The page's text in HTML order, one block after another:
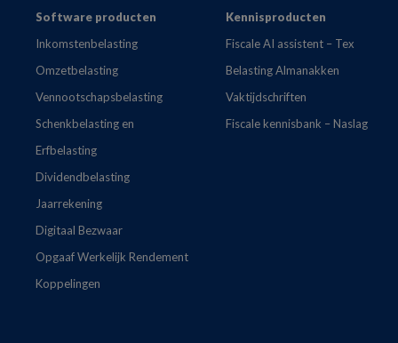
FooterSoftware producten
Inkomstenbelasting
Omzetbelasting
Vennootschapsbelasting
Schenkbelasting en
Erfbelasting
Dividendbelasting
Jaarrekening
Digitaal Bezwaar
Opgaaf Werkelijk Rendement
Koppelingen
Kennisproducten
Fiscale AI assistent – Tex
Belasting Almanakken
Vaktijdschriften
Fiscale kennisbank – Naslag